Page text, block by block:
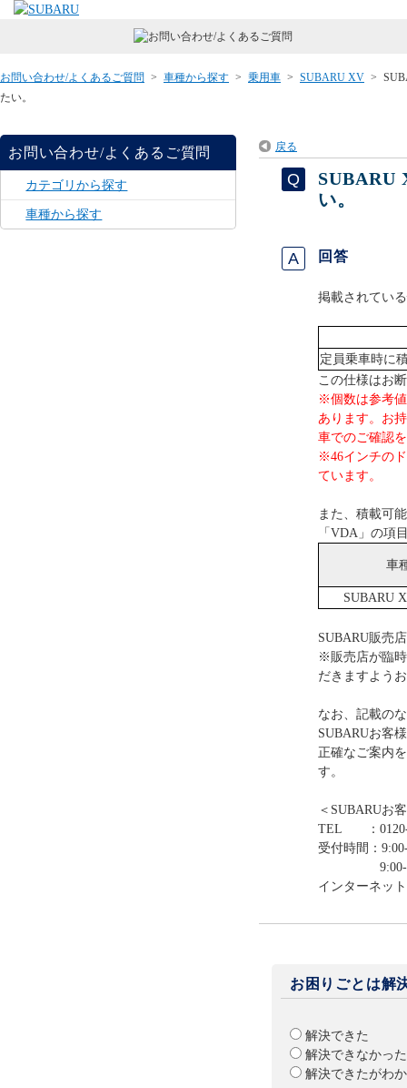
お問い合わせ/よくあるご質問 > 車種から探す > 乗用車 > SUBARU XV >
たい。
お問い合わせ/よくあるご質問
カテゴリから探す
車種から探す
戻る
SUBARU
い。
回答
掲載されてい
定員乗車時に
この仕様はお
※個数は参考
あります。お
車でのご確認
※46インチの
ています。
また、積載可
「VDA」の項
車
SUBARU
SUBARU販売
※販売店が臨
だきますよう
なお、記載の
SUBARUお客
正確なご案内
す。
＜SUBARUお
TEL ：0120-
受付時間：
9:00-12:00
インターネッ
お困りごとは解
解決できた
解決できなかった
解決できたがわ